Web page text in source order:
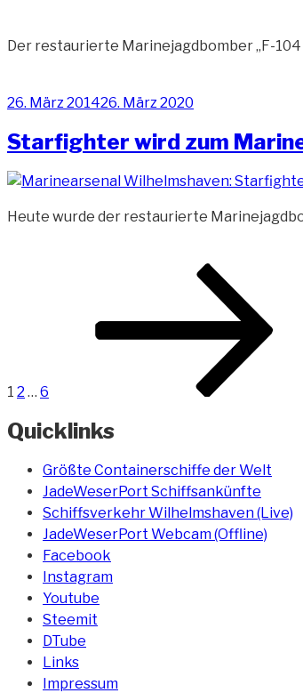
Der restaurierte Marinejagdbomber „F-104
Veröffentlicht
26. März 201426. März 2020
Starfighter wird zum
Heute wurde der restaurierte
Beitragsnavigation
1 2 … 6
Quicklinks
Größte Containerschiffe der Welt
JadeWeserPort Schiffsankünfte
Schiffsverkehr Wilhelmshaven (Live)
JadeWeserPort Webcam (Offline)
Facebook
Instagram
Youtube
Steemit
DTube
Links
Impressum